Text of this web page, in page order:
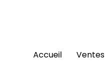
accueil ventes